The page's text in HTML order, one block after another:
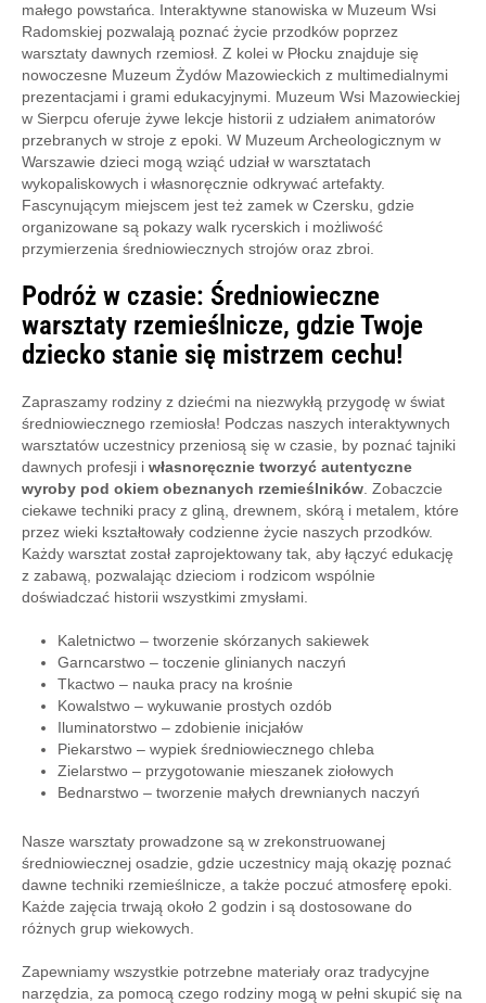
małego powstańca. Interaktywne stanowiska w Muzeum Wsi
Radomskiej pozwalają poznać życie przodków poprzez
warsztaty dawnych rzemiosł. Z kolei w Płocku znajduje się
nowoczesne Muzeum Żydów Mazowieckich z multimedialnymi
prezentacjami i grami edukacyjnymi. Muzeum Wsi Mazowieckiej
w Sierpcu oferuje żywe lekcje historii z udziałem animatorów
przebranych w stroje z epoki. W Muzeum Archeologicznym w
Warszawie dzieci mogą wziąć udział w warsztatach
wykopaliskowych i własnoręcznie odkrywać artefakty.
Fascynującym miejscem jest też zamek w Czersku, gdzie
organizowane są pokazy walk rycerskich i możliwość
przymierzenia średniowiecznych strojów oraz zbroi.
Podróż w czasie: Średniowieczne
warsztaty rzemieślnicze, gdzie Twoje
dziecko stanie się mistrzem cechu!
Zapraszamy rodziny z dziećmi na niezwykłą przygodę w świat
średniowiecznego rzemiosła! Podczas naszych interaktywnych
warsztatów uczestnicy przeniosą się w czasie, by poznać tajniki
dawnych profesji i własnoręcznie tworzyć autentyczne
wyroby pod okiem obeznanych rzemieślników . Zobaczcie
ciekawe techniki pracy z gliną, drewnem, skórą i metalem, które
przez wieki kształtowały codzienne życie naszych przodków.
Każdy warsztat został zaprojektowany tak, aby łączyć edukację
z zabawą, pozwalając dzieciom i rodzicom wspólnie
doświadczać historii wszystkimi zmysłami.
Kaletnictwo – tworzenie skórzanych sakiewek
Garncarstwo – toczenie glinianych naczyń
Tkactwo – nauka pracy na krośnie
Kowalstwo – wykuwanie prostych ozdób
Iluminatorstwo – zdobienie inicjałów
Piekarstwo – wypiek średniowiecznego chleba
Zielarstwo – przygotowanie mieszanek ziołowych
Bednarstwo – tworzenie małych drewnianych naczyń
Nasze warsztaty prowadzone są w zrekonstruowanej
średniowiecznej osadzie, gdzie uczestnicy mają okazję poznać
dawne techniki rzemieślnicze, a także poczuć atmosferę epoki.
Każde zajęcia trwają około 2 godzin i są dostosowane do
różnych grup wiekowych.
Zapewniamy wszystkie potrzebne materiały oraz tradycyjne
narzędzia, za pomocą czego rodziny mogą w pełni skupić się na